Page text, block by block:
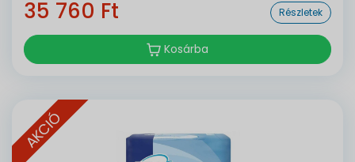
35 760 Ft Részletek
Kosárba
AKCIÓ